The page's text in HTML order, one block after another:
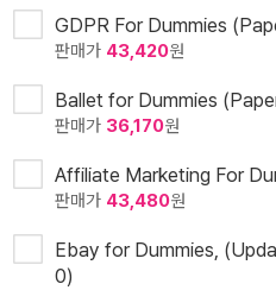
GDPR For Dummies
판매가 43,420원
Ballet for Dummies
판매가 36,170원
Affiliate Marketing For
판매가 43,480원
Ebay for Dummies,
0)